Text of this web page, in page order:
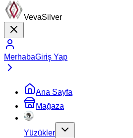
VevaSilver
MerhabaGiriş Yap
Ana Sayfa
Mağaza
Yüzükler